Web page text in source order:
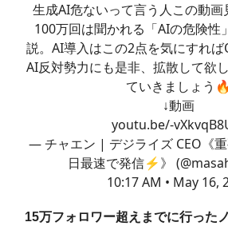
生成AI危ないって言う人この動画
100万回は聞かれる「AIの危険性
説。AI導入はこの2点を気にすれ
AI反対勢力にも是非、拡散して欲
ていきましょう🔥
↓動画
youtu.be/-
— チャエン | デジライズ CEO《
日最速で発信⚡️》
10:17 AM • May 16,
15万フォロワー超えまでに行った